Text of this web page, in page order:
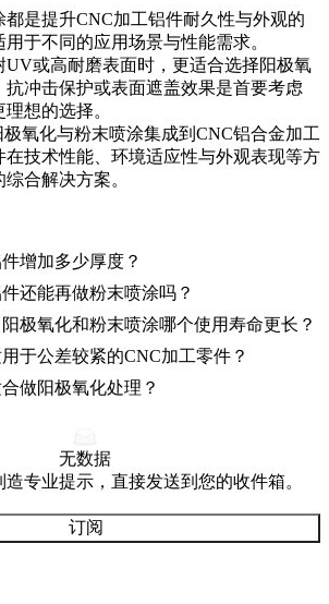
都是提升CNC加工铝件耐久性与外观的
于不同的应用场景与性能需求。
UV或高耐磨表面时，更适合选择阳极氧
抗冲击保护或表面遮盖效果是首要考虑
想的选择。
极氧化与粉末喷涂集成到 CNC铝合金加工
在技术性能、环境适应性与外观表现等方
合解决方案。
增加多少厚度？
还能再做粉末喷涂吗？
极氧化和粉末喷涂哪个使用寿命更长？
于公差较紧的CNC加工零件？
做阳极氧化处理？
无数据
专业提示，直接发送到您的收件箱。
订阅